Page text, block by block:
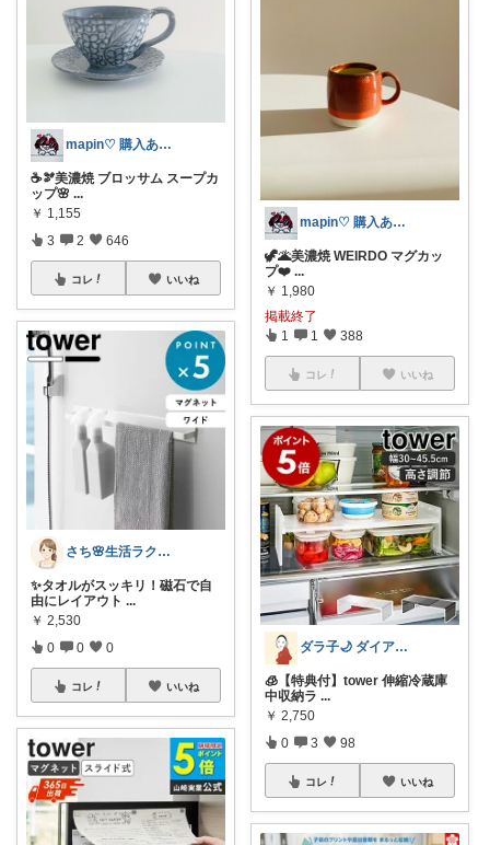
mapin♡ 購入ありがとう🫶
☕️🫘美濃焼 ブロッサム スープカ
ップ🌸 ...
￥ 1,155
3 2 646
コレ いいね
さち🌸生活ラクROOM
✨タオルがスッキリ！磁石で自
由にレイアウト ...
￥ 2,530
0 0 0
コレ いいね
mapin♡ 購入ありがとう🫶
🦖🌋美濃焼 WEIRDO マグカッ
プ❤️ ...
￥ 1,980
掲載終了
1 1 388
コレ いいね
ダラ子🌙 ダイアモンド会員です💎
🧊【特典付】tower 伸縮冷蔵庫
中収納ラ ...
￥ 2,750
0 3 98
コレ いいね